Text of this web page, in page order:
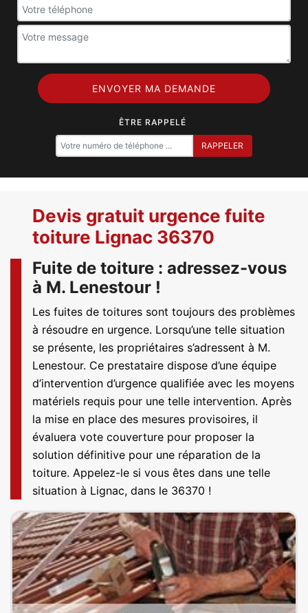
ÊTRE RAPPELÉ
Devis gratuit urgence fuite
toiture Lignac 36370
Fuite de toiture : adressez-vous
à M. Lenestour !
Les fuites de toitures sont toujours des problèmes
à résoudre en urgence. Lorsqu’une telle situation
se présente, les propriétaires s’adressent à M.
Lenestour. Ce prestataire dispose d’une équipe
d’intervention d’urgence qualifiée avec les moyens
matériels requis pour une telle intervention. Après
la mise en place des mesures provisoires, il
évaluera vote couverture pour proposer la
solution définitive pour une réparation de la
toiture. Appelez-le si vous êtes dans une telle
situation à Lignac, dans le 36370 !